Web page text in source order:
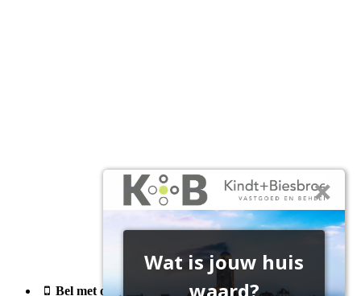
Bel met ons